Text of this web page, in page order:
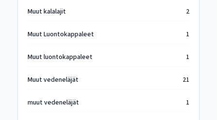
Muut kalalajit 2
Muut Luontokappaleet 1
Muut luontokappaleet 1
Muut vedeneläjät 21
muut vedeneläjät 1